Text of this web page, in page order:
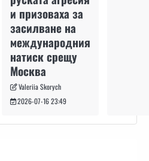
и призоваха за
засилване на
международния
натиск срещу
Москва
Valeriia Skorych
2026-07-16 23:49